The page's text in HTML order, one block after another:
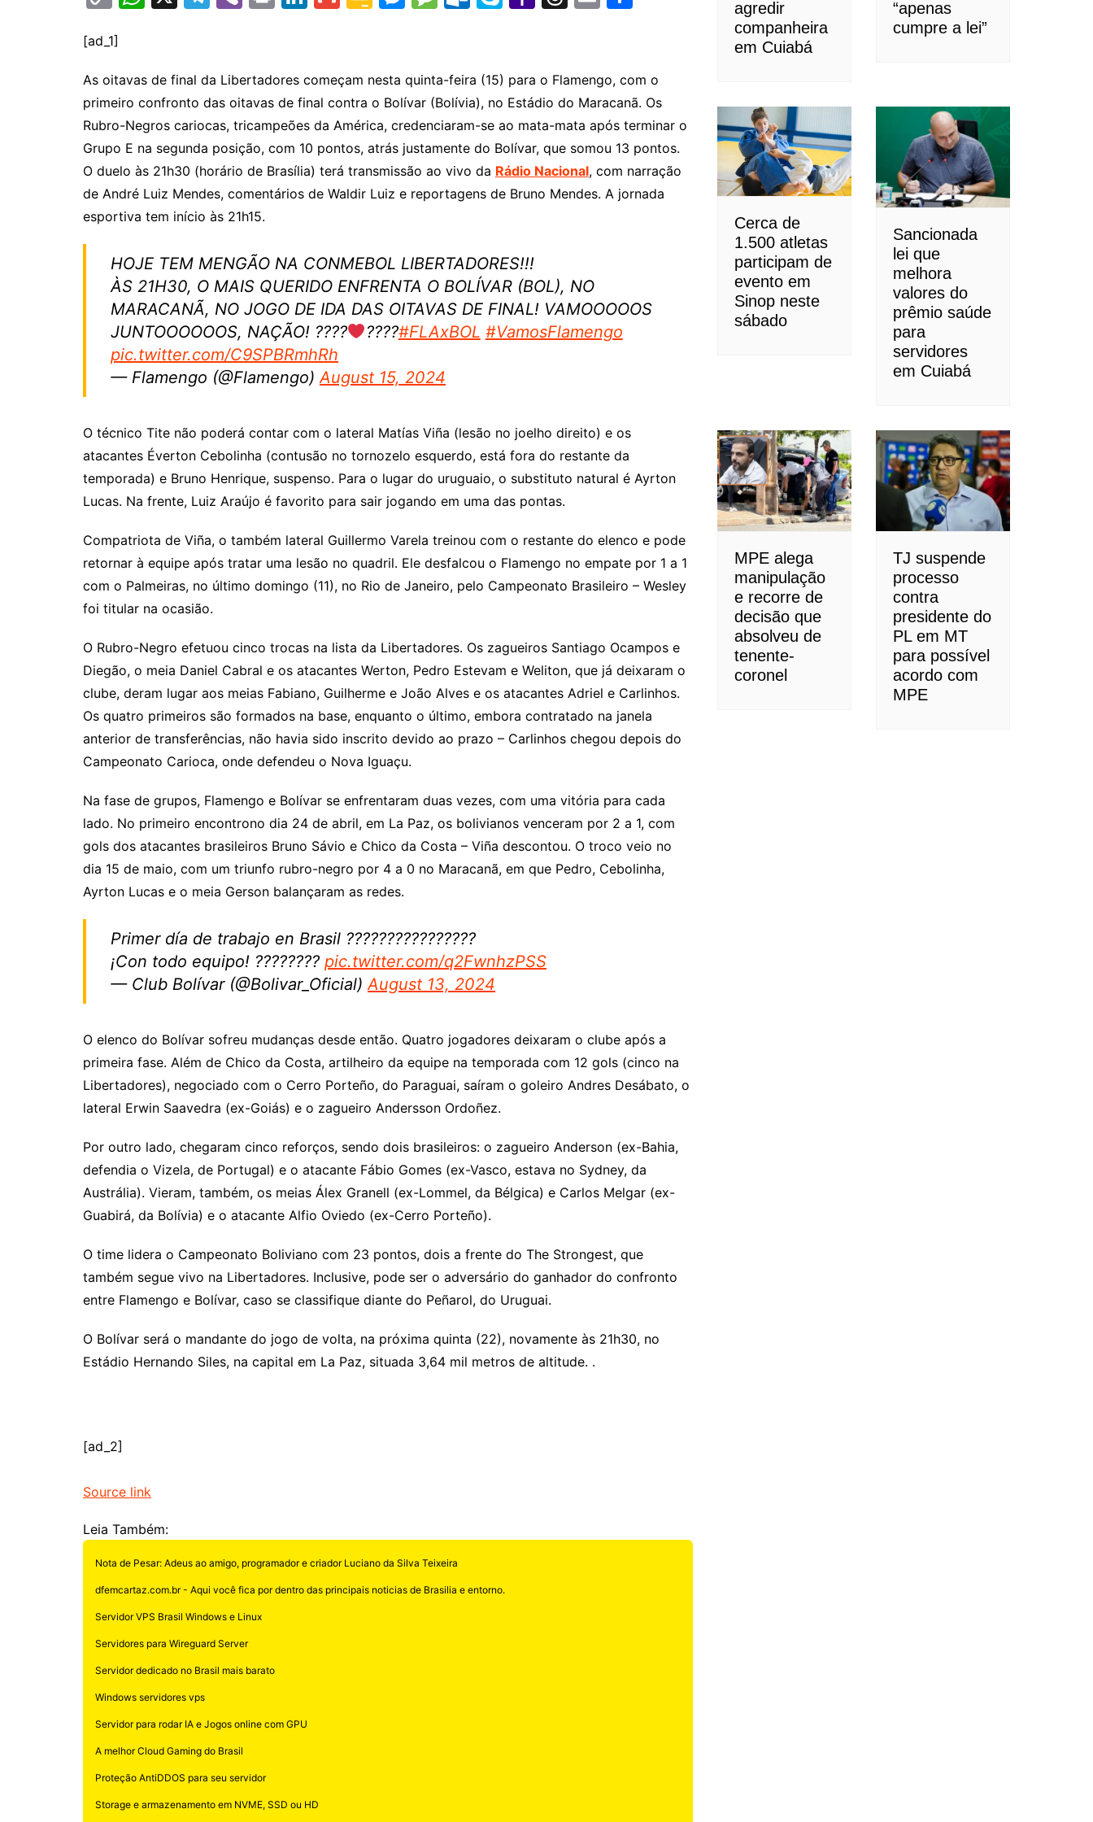
p
y
Li
n
k
s
A
p
p
gr
a
m
e
dI
n
l
gl
e
Cl
a
s
sr
o
m
s
e
n
g
er
s
a
g
e
o
k.
c
o
m
p
e
o
o
M
ai
l
a
d
s
l
e
[ad_1]
As oitavas de final da Libertadores começam nesta quinta-feira (15) para o Flamengo, com o
primeiro confronto das oitavas de final contra o Bolívar (Bolívia), no Estádio do Maracanã. Os
Rubro-Negros cariocas, tricampeões da América, credenciaram-se ao mata-mata após terminar o
Grupo E na segunda posição, com 10 pontos, atrás justamente do Bolívar, que somou 13 pontos.
O duelo às 21h30 (horário de Brasília) terá transmissão ao vivo da Rádio Nacional, com narração
de André Luiz Mendes, comentários de Waldir Luiz e reportagens de Bruno Mendes. A jornada
esportiva tem início às 21h15.
HOJE TEM MENGÃO NA CONMEBOL LIBERTADORES!!!
ÀS 21H30, O MAIS QUERIDO ENFRENTA O BOLÍVAR (BOL), NO
MARACANÃ, NO JOGO DE IDA DAS OITAVAS DE FINAL! VAMOOOOOS
JUNTOOOOOOS, NAÇÃO! ????
????#FLAxBOL #VamosFlamengo
pic.twitter.com/C9SPBRmhRh
— Flamengo (@Flamengo)August 15, 2024
O técnico Tite não poderá contar com o lateral Matías Viña (lesão no joelho direito) e os
atacantes Éverton Cebolinha (contusão no tornozelo esquerdo, está fora do restante da
temporada) e Bruno Henrique, suspenso. Para o lugar do uruguaio, o substituto natural é Ayrton
Lucas. Na frente, Luiz Araújo é favorito para sair jogando em uma das pontas.
Compatriota de Viña, o também lateral Guillermo Varela treinou com o restante do elenco e pode
retornar à equipe após tratar uma lesão no quadril. Ele desfalcou o Flamengo no empate por 1 a 1
com o Palmeiras, no último domingo (11), no Rio de Janeiro, pelo Campeonato Brasileiro – Wesley
foi titular na ocasião.
O Rubro-Negro efetuou cinco trocas na lista da Libertadores. Os zagueiros Santiago Ocampos e
Diegão, o meia Daniel Cabral e os atacantes Werton, Pedro Estevam e Weliton, que já deixaram o
clube, deram lugar aos meias Fabiano, Guilherme e João Alves e os atacantes Adriel e Carlinhos.
Os quatro primeiros são formados na base, enquanto o último, embora contratado na janela
anterior de transferências, não havia sido inscrito devido ao prazo – Carlinhos chegou depois do
Campeonato Carioca, onde defendeu o Nova Iguaçu.
Na fase de grupos, Flamengo e Bolívar se enfrentaram duas vezes, com uma vitória para cada
lado. No primeiro encontrono dia 24 de abril, em La Paz, os bolivianos venceram por 2 a 1, com
gols dos atacantes brasileiros Bruno Sávio e Chico da Costa – Viña descontou. O troco veio no
dia 15 de maio, com um triunfo rubro-negro por 4 a 0 no Maracanã, em que Pedro, Cebolinha,
Ayrton Lucas e o meia Gerson balançaram as redes.
Primer día de trabajo en Brasil ????????????????
¡Con todo equipo! ???????? pic.twitter.com/q2FwnhzPSS
— Club Bolívar (@Bolivar_Oficial)August 13, 2024
O elenco do Bolívar sofreu mudanças desde então. Quatro jogadores deixaram o clube após a
primeira fase. Além de Chico da Costa, artilheiro da equipe na temporada com 12 gols (cinco na
Libertadores), negociado com o Cerro Porteño, do Paraguai, saíram o goleiro Andres Desábato, o
lateral Erwin Saavedra (ex-Goiás) e o zagueiro Andersson Ordoñez.
Por outro lado, chegaram cinco reforços, sendo dois brasileiros: o zagueiro Anderson (ex-Bahia,
defendia o Vizela, de Portugal) e o atacante Fábio Gomes (ex-Vasco, estava no Sydney, da
Austrália). Vieram, também, os meias Álex Granell (ex-Lommel, da Bélgica) e Carlos Melgar (ex-
Guabirá, da Bolívia) e o atacante Alfio Oviedo (ex-Cerro Porteño).
O time lidera o Campeonato Boliviano com 23 pontos, dois a frente do The Strongest, que
também segue vivo na Libertadores. Inclusive, pode ser o adversário do ganhador do confronto
entre Flamengo e Bolívar, caso se classifique diante do Peñarol, do Uruguai.
O Bolívar será o mandante do jogo de volta, na próxima quinta (22), novamente às 21h30, no
Estádio Hernando Siles, na capital em La Paz, situada 3,64 mil metros de altitude. .
[ad_2]
Source link
Leia Também:
Nota de Pesar: Adeus ao amigo, programador e criador Luciano da Silva Teixeira
dfemcartaz.com.br - Aqui você fica por dentro das principais noticias de Brasilia e entorno.
Servidor VPS Brasil Windows e Linux
Servidores para Wireguard Server
Servidor dedicado no Brasil mais barato
Windows servidores vps
Servidor para rodar IA e Jogos online com GPU
A melhor Cloud Gaming do Brasil
Proteção AntiDDOS para seu servidor
Storage e armazenamento em NVME, SSD ou HD
agredir
companheira
em Cuiabá
“apenas
cumpre a lei”
Cerca de
1.500 atletas
participam de
evento em
Sinop neste
sábado
Sancionada
lei que
melhora
valores do
prêmio saúde
para
servidores
em Cuiabá
MPE alega
manipulação
e recorre de
decisão que
absolveu de
tenente-
coronel
TJ suspende
processo
contra
presidente do
PL em MT
para possível
acordo com
MPE